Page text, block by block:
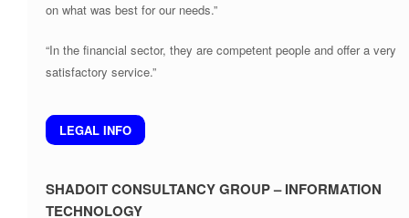
on what was best for our needs.”
“In the financial sector, they are competent people and offer a very
satisfactory service.”
LEGAL INFO
SHADOIT CONSULTANCY GROUP – INFORMATION
TECHNOLOGY